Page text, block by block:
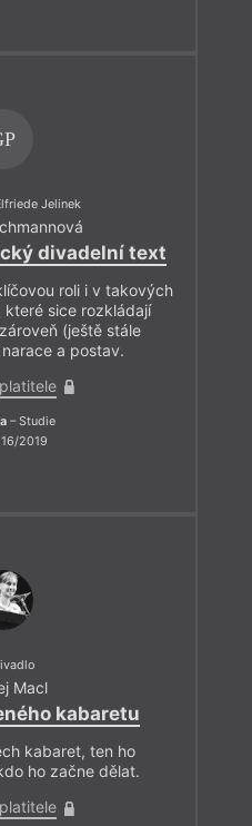
Jelinek
divadelní text
roli i v takových
sice rozkládají
(ještě stále
a postav.
– Studie
2019
Macl
kabaretu
kabaret, ten ho
ho začne dělat.